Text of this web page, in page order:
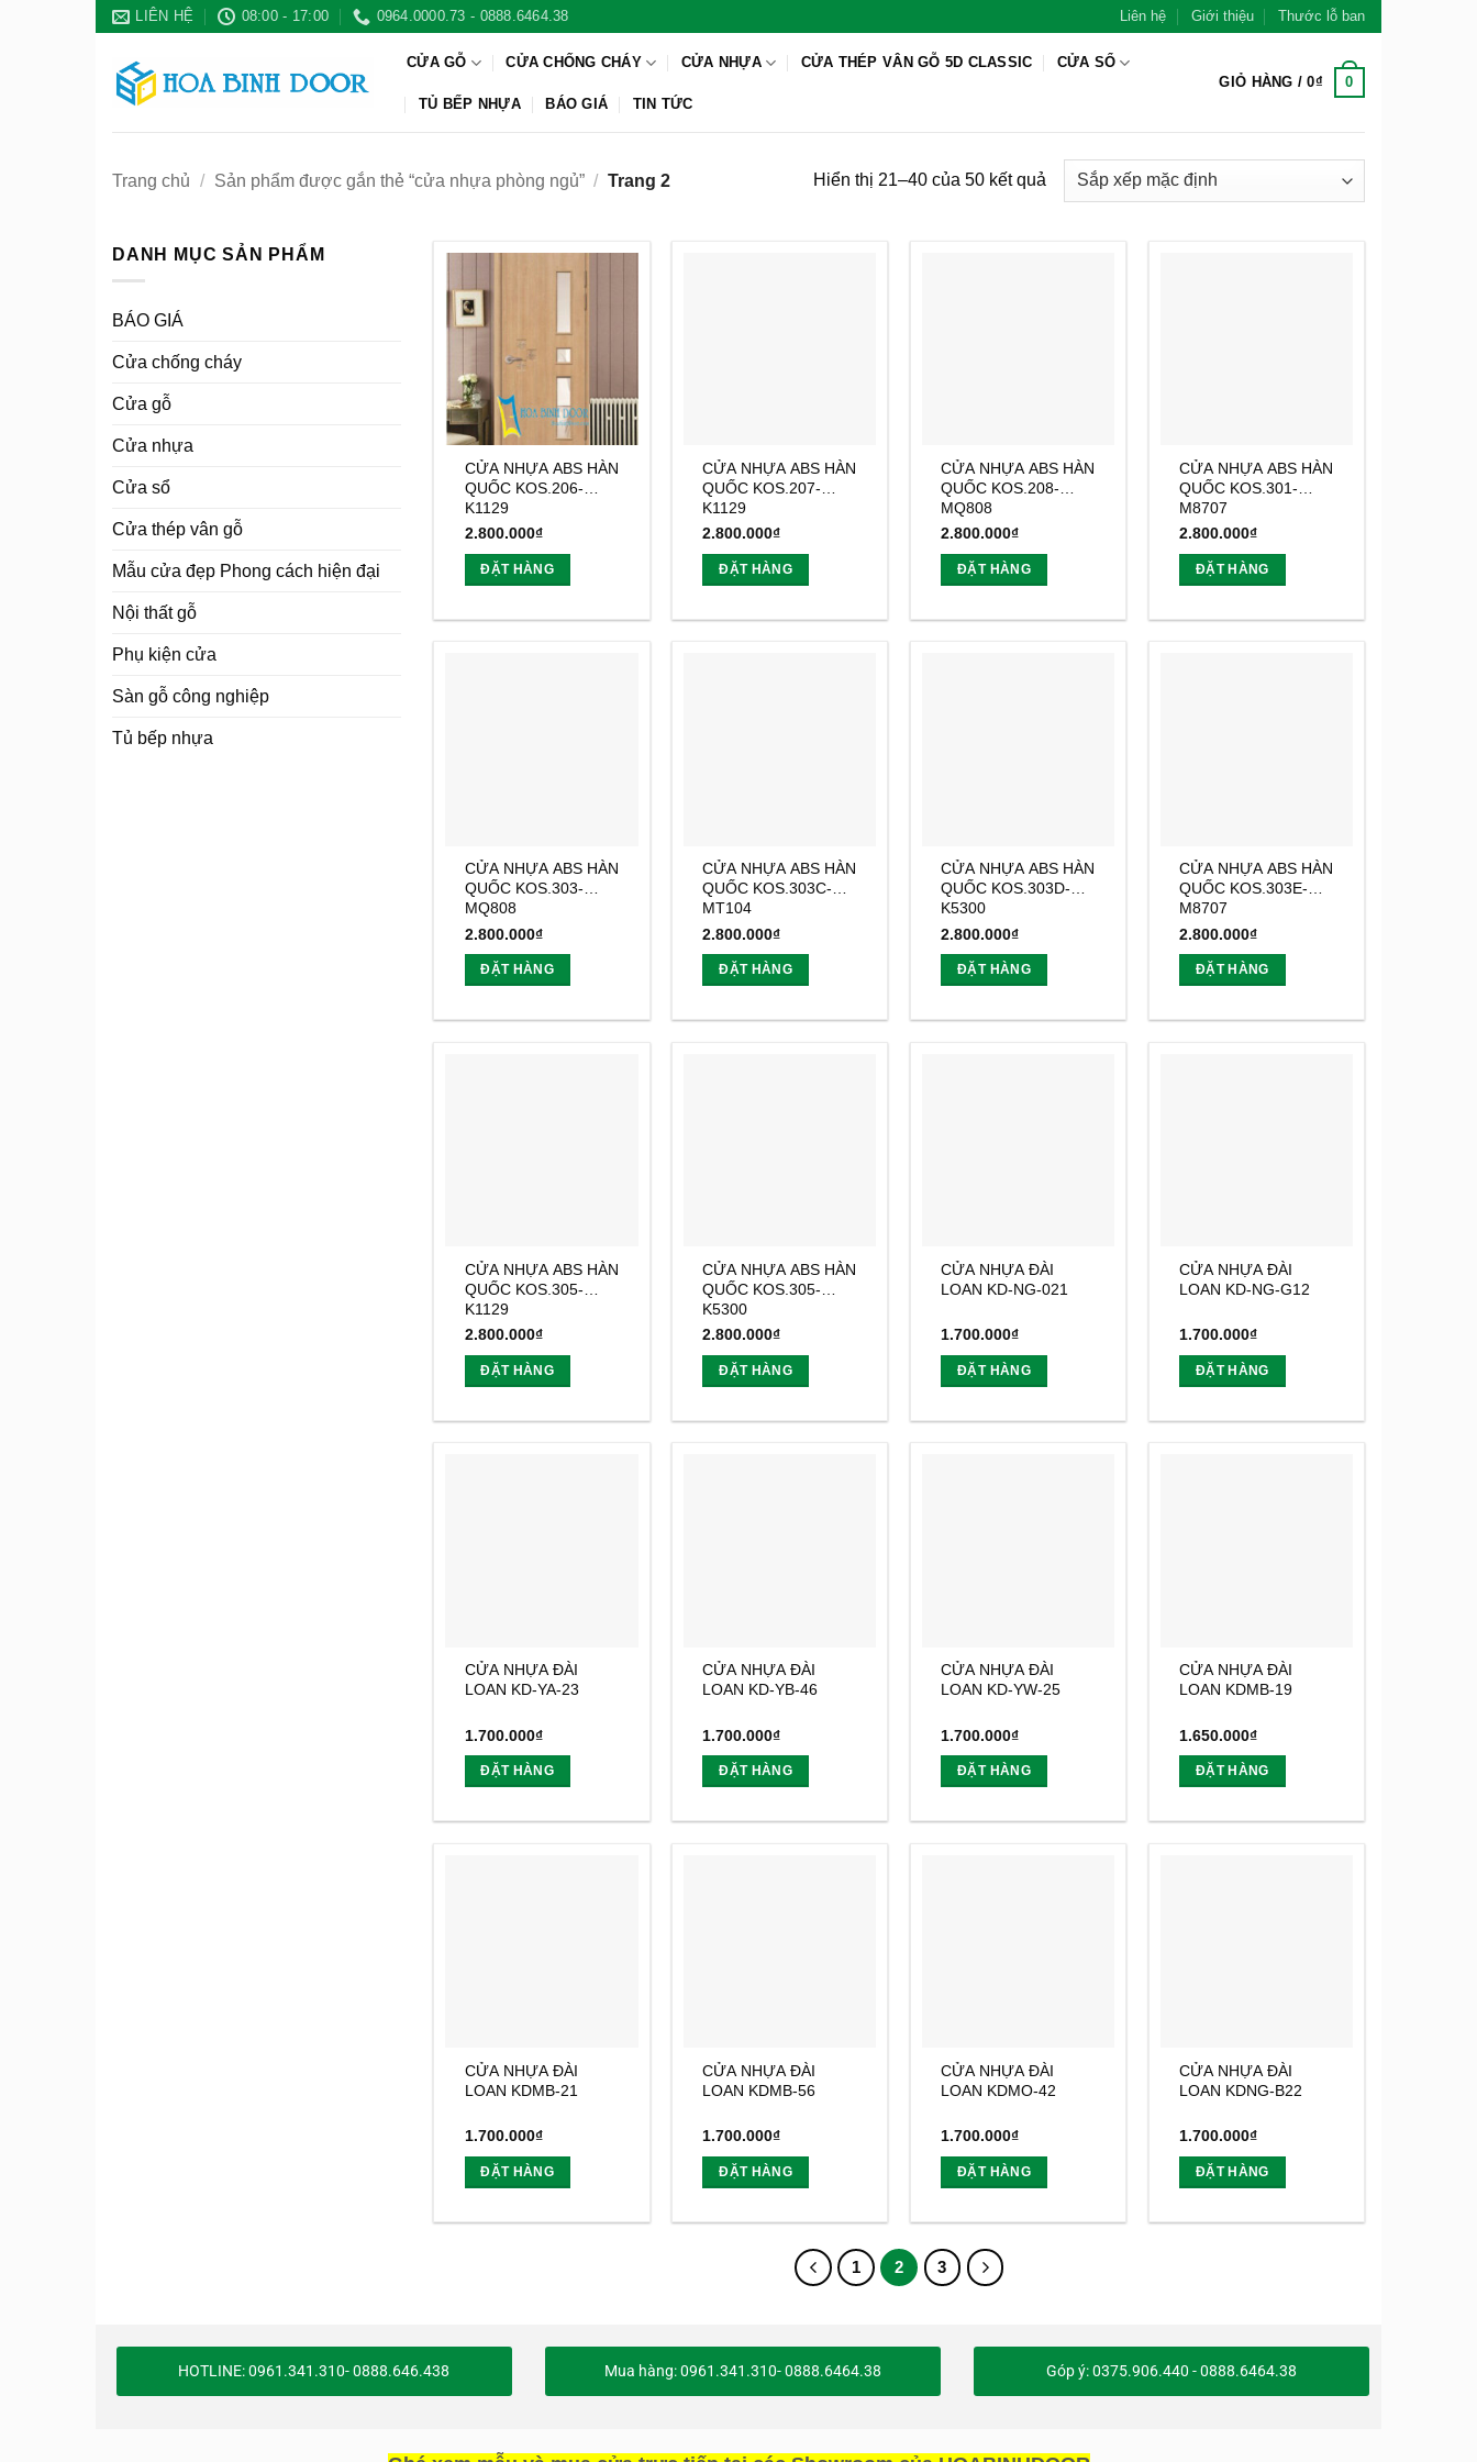
Bỏ
dung
LIÊN HỆ 08:00 - 17:00 0964.0000.73 - 0888.6464.38 Liên hệ Giới thiệu Thước lỗ ban
CỬA GỖ CỬA CHỐNG CHÁY CỬA NHỰA CỬA THÉP VÂN GỖ 5D CLASSIC CỬA SỔ
TỦ BẾP NHỰA BÁO GIÁ TIN TỨC
GIỎ HÀNG /0₫ 0
Trang chủ / Sản phẩm được gắn thẻ “cửa nhựa phòng ngủ” / Trang 2 Hiển thị 21–40 của 50 kết quả
DANH MỤC SẢN PHẨM
BÁO GIÁ
Cửa chống cháy
Cửa gỗ
Cửa nhựa
Cửa sổ
Cửa thép vân gỗ
Mẫu cửa đẹp Phong cách hiện đại
Nội thất gỗ
Phụ kiện cửa
Sàn gỗ công nghiệp
Tủ bếp nhựa
CỬA NHỰA ABS HÀN
QUỐC KOS.206-
K1129
2.800.000₫
ĐẶT HÀNG
CỬA NHỰA ABS HÀN
QUỐC KOS.207-
K1129
2.800.000₫
ĐẶT HÀNG
CỬA NHỰA ABS HÀN
QUỐC KOS.208-
MQ808
2.800.000₫
ĐẶT HÀNG
CỬA NHỰA ABS HÀN
QUỐC KOS.301-
M8707
2.800.000₫
ĐẶT HÀNG
CỬA NHỰA ABS HÀN
QUỐC KOS.303-
MQ808
2.800.000₫
ĐẶT HÀNG
CỬA NHỰA ABS HÀN
QUỐC KOS.303C-
MT104
2.800.000₫
ĐẶT HÀNG
CỬA NHỰA ABS HÀN
QUỐC KOS.303D-
K5300
2.800.000₫
ĐẶT HÀNG
CỬA NHỰA ABS HÀN
QUỐC KOS.303E-
M8707
2.800.000₫
ĐẶT HÀNG
CỬA NHỰA ABS HÀN
QUỐC KOS.305-
K1129
2.800.000₫
ĐẶT HÀNG
CỬA NHỰA ABS HÀN
QUỐC KOS.305-
K5300
2.800.000₫
ĐẶT HÀNG
CỬA NHỰA ĐÀI
LOAN KD-NG-021
1.700.000₫
ĐẶT HÀNG
CỬA NHỰA ĐÀI
LOAN KD-NG-G12
1.700.000₫
ĐẶT HÀNG
CỬA NHỰA ĐÀI
LOAN KD-YA-23
1.700.000₫
ĐẶT HÀNG
CỬA NHỰA ĐÀI
LOAN KD-YB-46
1.700.000₫
ĐẶT HÀNG
CỬA NHỰA ĐÀI
LOAN KD-YW-25
1.700.000₫
ĐẶT HÀNG
CỬA NHỰA ĐÀI
LOAN KDMB-19
1.650.000₫
ĐẶT HÀNG
CỬA NHỰA ĐÀI
LOAN KDMB-21
1.700.000₫
ĐẶT HÀNG
CỬA NHỰA ĐÀI
LOAN KDMB-56
1.700.000₫
ĐẶT HÀNG
CỬA NHỰA ĐÀI
LOAN KDMO-42
1.700.000₫
ĐẶT HÀNG
CỬA NHỰA ĐÀI
LOAN KDNG-B22
1.700.000₫
ĐẶT HÀNG
1 2 3
HOTLINE: 0961.341.310- 0888.646.438 Mua hàng: 0961.341.310- 0888.6464.38 Góp ý: 0375.906.440 - 0888.6464.38